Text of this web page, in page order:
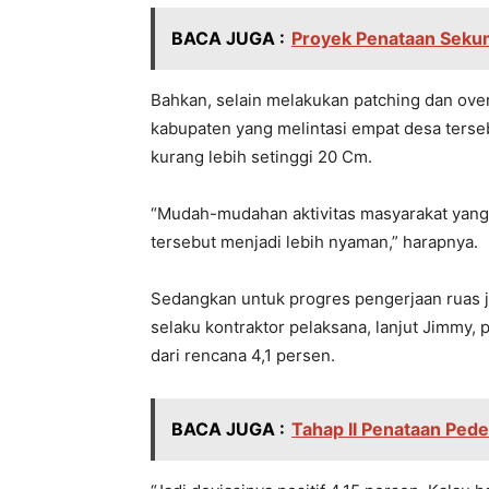
BACA JUGA : Proyek Penataan
Bahkan, selain melakukan patching dan
kabupaten yang melintasi empat desa
kurang lebih setinggi 20 Cm.
“Mudah-mudahan aktivitas masyarakat
tersebut menjadi lebih nyaman,” harapnya.
Sedangkan untuk progres pengerjaan ruas
selaku kontraktor pelaksana, lanjut Jimmy,
dari rencana 4,1 persen.
BACA JUGA : Tahap II Penataan